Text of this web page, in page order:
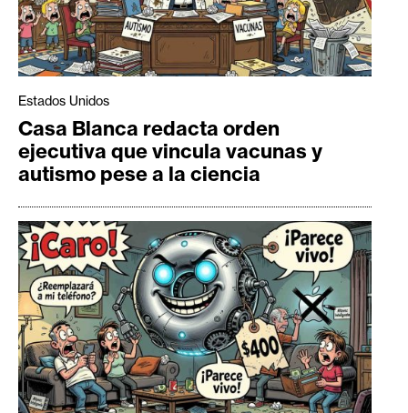
Estados Unidos
Casa Blanca redacta orden
ejecutiva que vincula vacunas y
autismo pese a la ciencia